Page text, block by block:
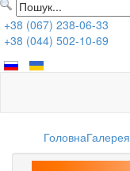
+38 (067) 238-06-33
+38 (044) 502-10-69
ГоловнаГалерея